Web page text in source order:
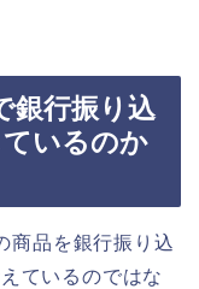
銀行振り込
いるのか
商品を銀行振り込
ているのではな